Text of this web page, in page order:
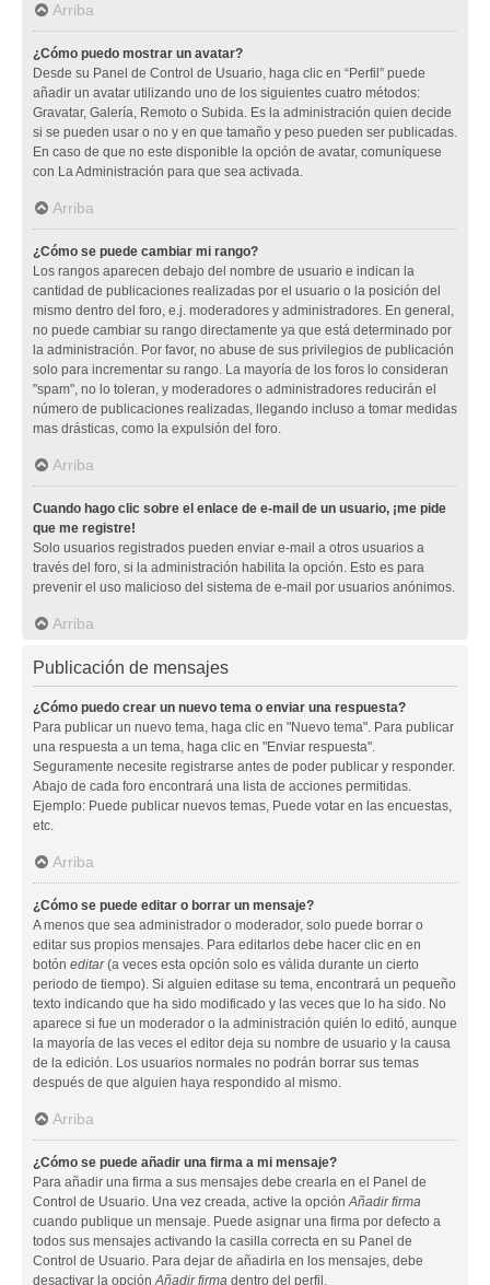
Arriba
¿Cómo puedo mostrar un avatar?
Desde su Panel de Control de Usuario, haga clic en “Perfil” puede
añadir un avatar utilizando uno de los siguientes cuatro métodos:
Gravatar, Galería, Remoto o Subida. Es la administración quien decide
si se pueden usar o no y en que tamaño y peso pueden ser publicadas.
En caso de que no este disponible la opción de avatar, comuníquese
con La Administración para que sea activada.
Arriba
¿Cómo se puede cambiar mi rango?
Los rangos aparecen debajo del nombre de usuario e indican la
cantidad de publicaciones realizadas por el usuario o la posición del
mismo dentro del foro, e.j. moderadores y administradores. En general,
no puede cambiar su rango directamente ya que está determinado por
la administración. Por favor, no abuse de sus privilegios de publicación
solo para incrementar su rango. La mayoría de los foros lo consideran
"spam", no lo toleran, y moderadores o administradores reducirán el
número de publicaciones realizadas, llegando incluso a tomar medidas
mas drásticas, como la expulsión del foro.
Arriba
Cuando hago clic sobre el enlace de e-mail de un usuario, ¡me pide
que me registre!
Solo usuarios registrados pueden enviar e-mail a otros usuarios a
través del foro, si la administración habilita la opción. Esto es para
prevenir el uso malicioso del sistema de e-mail por usuarios anónimos.
Arriba
Publicación de mensajes
¿Cómo puedo crear un nuevo tema o enviar una respuesta?
Para publicar un nuevo tema, haga clic en "Nuevo tema". Para publicar
una respuesta a un tema, haga clic en "Enviar respuesta".
Seguramente necesite registrarse antes de poder publicar y responder.
Abajo de cada foro encontrará una lista de acciones permitidas.
Ejemplo: Puede publicar nuevos temas, Puede votar en las encuestas,
etc.
Arriba
¿Cómo se puede editar o borrar un mensaje?
A menos que sea administrador o moderador, solo puede borrar o
editar sus propios mensajes. Para editarlos debe hacer clic en en
botón editar(a veces esta opción solo es válida durante un cierto
periodo de tiempo). Si alguien editase su tema, encontrará un pequeño
texto indicando que ha sido modificado y las veces que lo ha sido. No
aparece si fue un moderador o la administración quién lo editó, aunque
la mayoría de las veces el editor deja su nombre de usuario y la causa
de la edición. Los usuarios normales no podrán borrar sus temas
después de que alguien haya respondido al mismo.
Arriba
¿Cómo se puede añadir una firma a mi mensaje?
Para añadir una firma a sus mensajes debe crearla en el Panel de
Control de Usuario. Una vez creada, active la opciónAñadir firma
cuando publique un mensaje. Puede asignar una firma por defecto a
todos sus mensajes activando la casilla correcta en su Panel de
Control de Usuario. Para dejar de añadirla en los mensajes, debe
desactivar la opciónAñadir firma dentro del perfil.